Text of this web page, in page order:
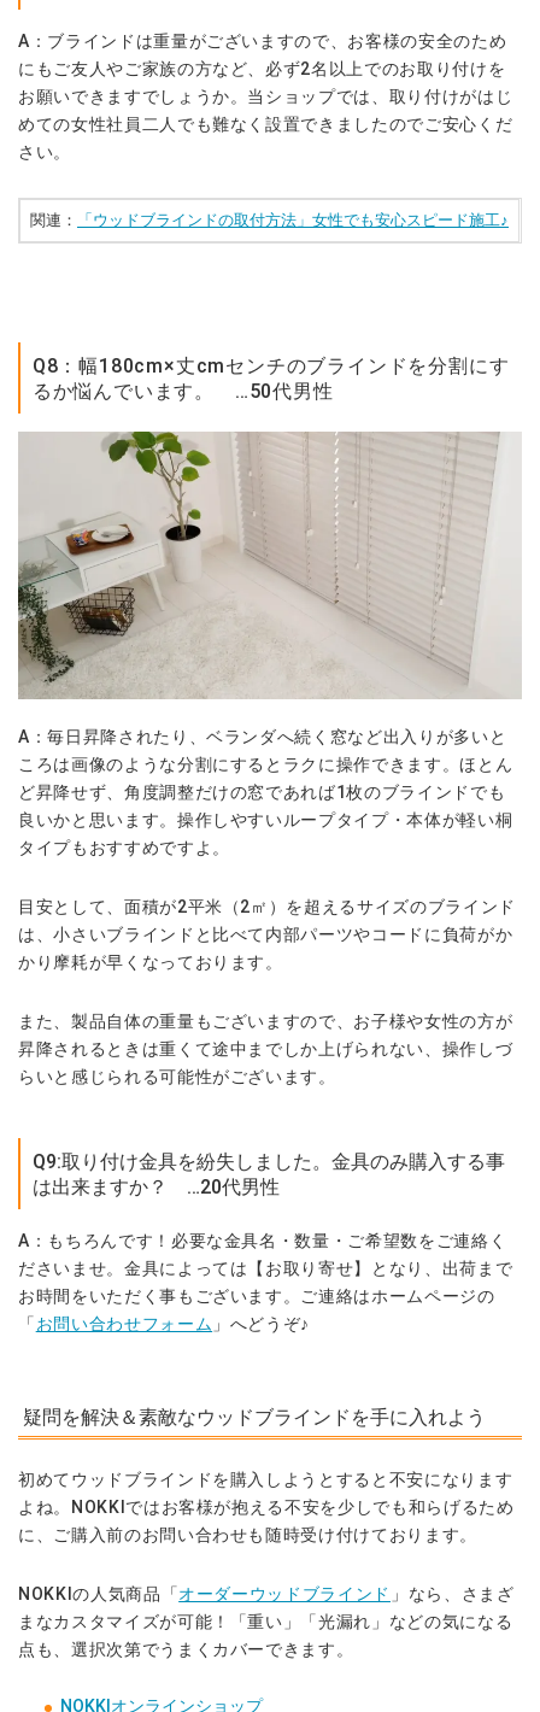
A：ブラインドは重量がございますので、お客様の安全のため
にもご友人やご家族の方など、必ず2名以上でのお取り付けを
お願いできますでしょうか。当ショップでは、取り付けがはじ
めての女性社員二人でも難なく設置できましたのでご安心くだ
さい。
関連： 「ウッドブラインドの取付方法」女性でも安心スピード施工♪
Q8：幅180cm×丈cmセンチのブラインドを分割にす
るか悩んでいます。 …50代男性
A：毎日昇降されたり、ベランダへ続く窓など出入りが多いと
ころは画像のような分割にするとラクに操作できます。ほとん
ど昇降せず、角度調整だけの窓であれば1枚のブラインドでも
良いかと思います。操作しやすいループタイプ・本体が軽い桐
タイプもおすすめですよ。
目安として、面積が2平米（2㎡）を超えるサイズのブラインド
は、小さいブラインドと比べて内部パーツやコードに負荷がか
かり摩耗が早くなっております。
また、製品自体の重量もございますので、お子様や女性の方が
昇降されるときは重くて途中までしか上げられない、操作しづ
らいと感じられる可能性がございます。
Q9:取り付け金具を紛失しました。金具のみ購入する事
は出来ますか？ …20代男性
A：もちろんです！必要な金具名・数量・ご希望数をご連絡く
ださいませ。金具によっては【お取り寄せ】となり、出荷まで
お時間をいただく事もございます。ご連絡はホームページの
「 お問い合わせフォーム 」へどうぞ♪
疑問を解決＆素敵なウッドブラインドを手に入れよう
初めてウッドブラインドを購入しようとすると不安になります
よね。NOKKIではお客様が抱える不安を少しでも和らげるため
に、ご購入前のお問い合わせも随時受け付けております。
NOKKIの人気商品「オーダーウッドブラインド 」なら、さまざ
まなカスタマイズが可能！「重い」「光漏れ」などの気になる
点も、選択次第でうまくカバーできます。
NOKKIオンラインショップ